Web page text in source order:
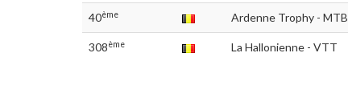
40ème Ardenne Trophy - MTB
308ème La Hallonienne - VTT